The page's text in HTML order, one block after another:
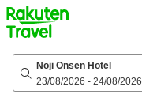
to
top
page
Noji Onsen Hotel
23/08/2026 - 24/08/2026